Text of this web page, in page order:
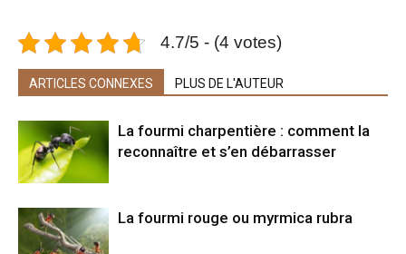
4.7/5 - (4 votes)
ARTICLES CONNEXES PLUS DE L'AUTEUR
La fourmi charpentière : comment la
reconnaître et s’en débarrasser
La fourmi rouge ou myrmica rubra